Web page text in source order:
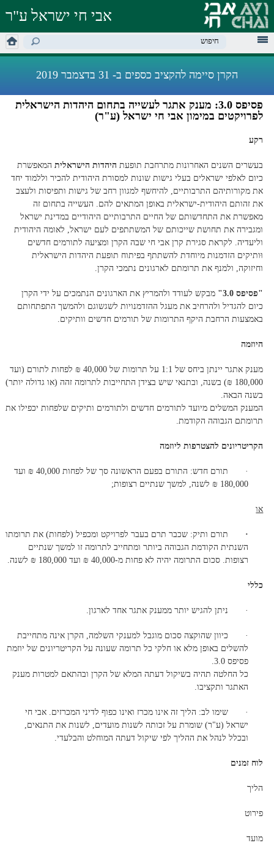
לתוכן
העיקרי
אבי חי ישראל ע"ר
מילות מפתח לחיפוש
הקרן סיימה להקציב כספים ב- 31 בדצמבר 2019
פסיפס 3.0: מענק אתגר לעשייה בתחום היהדות הישראלית
לפרויקטים במימון אבי חי ישראל (ע"ר)
רקע
בעשרים השנים האחרונות מתרחבת תופעת היהדות הישראלית המאפשרת
כיום לאלפי ישראלים בעלי גישות שונות למסורת היהודית להכיר וללמוד יחד
את מקורותיהם התרבותיים, להיחשף למגוון רחב של גישות ותפיסות ולעצב
את זהותם היהודית-ישראלית באופן המתאים להם. העשייה בתחום זה
מאפשרת את התחדשותם של החיים התרבותיים היהודיים במדינת ישראל
ומגבירה את תחושת שייכותם של המשתתפים לעם ישראל, לאומה היהודית
וליעדיה. לקראת סגירת קרן אבי חי שבה הקרן ומציעה לתורמים חדשים
וותיקים הזדמנות מיוחדת להשתתף בפיתוח תופעת היהדות הישראלית
וחיזוקה, ולמנף את תרומתם לארגונים נתמכי הקרן.
"פסיפס 3.0"
מבקש לעודד ולהמריץ את הארגונים הנתמכים על ידי הקרן
כיום להגדיל ולהרחיב את מעגל ההזדמנויות לשגשוגם ולהמשך התפתחותם
באמצעות הרחבת היקף התרומות של תורמים חדשים וותיקים.
היוזמה
מענק אתגר יינתן ביחס של 1:1 על תרומות של 40,000 ₪ לפחות לתורם (ועד
180,000 ₪) בשנה, ובתנאי שיש בצידן התחייבות לתרומה זהה (או גדולה יותר)
בשנה הבאה.
המענק המשלים מיועד לתורמים חדשים ולתורמים ותיקים שלפחות יכפילו את
תרומתם הגבוהה הקודמת.
הקריטריונים להצטרפות ליוזמה
· תורם חדש: התורם בפעם הראשונה סך של לפחות 40,000 ₪ ועד
180,000 ₪ לשנה, למשך שנתיים רצופות;
או
· תורם ותיק: שכבר תרם בעבר לפרויקט ומכפיל (לפחות) את תרומתו
השנתית הקודמת הגבוהה ביותר ומתחייב לתרומה זו למשך שנתיים
רצופות. סכום התרומה יהיה לא פחות מ-40,000 ₪ ועד 180,000 ₪ לשנה.
כללי
· ניתן להגיש יותר ממענק אתגר אחד לארגון.
· כיוון שהוקצה סכום מוגבל למענקי השלמה, הקרן אינה מתחייבת
להשלים באופן מלא או חלקי כל תרומה שעונה על הקריטריונים של יוזמת
פסיפס 3.0.
כל החלטה תהיה בשיקול דעתה המלא של הקרן ובהתאם למטרות מענק
האתגר ותקציבו.
· שימו לב: הליך זה אינו מכרז ואינו כפוף לדיני המכרזים. אבי חי
ישראל (ע"ר) שומרת על זכותה לשנות מועדים, לשנות את התנאים,
ובכלל לנהל את ההליך לפי שיקול דעתה המוחלט והבלעדי.
לוח זמנים
הליך
פירוט
מועד